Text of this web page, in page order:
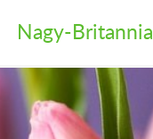
Nagy-Britannia